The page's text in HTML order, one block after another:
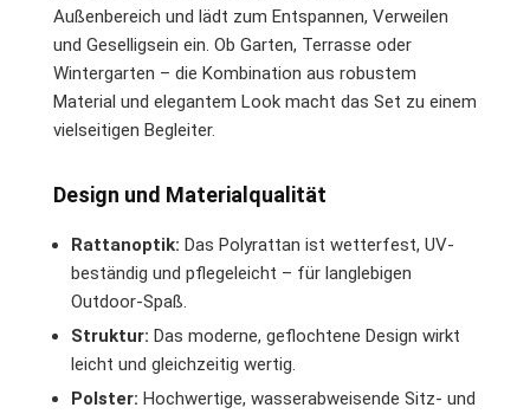
Außenbereich und lädt zum Entspannen, Verweilen
und Geselligsein ein. Ob Garten, Terrasse oder
Wintergarten – die Kombination aus robustem
Material und elegantem Look macht das Set zu einem
vielseitigen Begleiter.
Design und Materialqualität
Rattanoptik: Das Polyrattan ist wetterfest, UV-
beständig und pflegeleicht – für langlebigen
Outdoor-Spaß.
Struktur: Das moderne, geflochtene Design wirkt
leicht und gleichzeitig wertig.
Polster: Hochwertige, wasserabweisende Sitz- und